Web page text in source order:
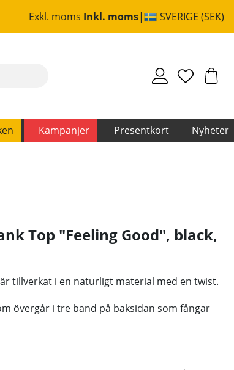
Exkl. moms Inkl. moms SVERIGE (SEK)
Kampanjer Presentkort Nyheter
Top "Feeling Good", black,
är tillverkat i en naturligt material med en twist.
övergår i tre band på baksidan som fångar